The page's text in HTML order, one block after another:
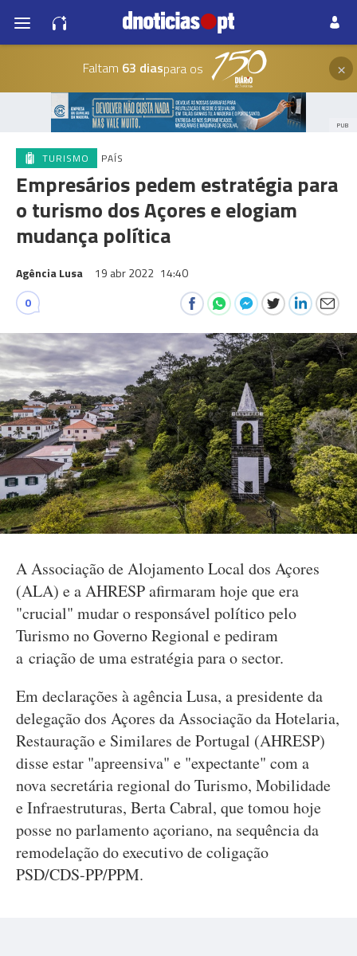
Faltam 63 diaspara os ×
PUB
TURISMO PAÍS
Empresários pedem estratégia para
o turismo dos Açores e elogiam
mudança política
Agência Lusa 19 abr 2022 14:40
0
A Associação de Alojamento Local dos Açores
(ALA) e a AHRESP afirmaram hoje que era
"crucial" mudar o responsável político pelo
Turismo no Governo Regional e pediram
a criação de uma estratégia para o sector.
Em declarações à agência Lusa, a presidente da
delegação dos Açores da Associação da Hotelaria,
Restauração e Similares de Portugal (AHRESP)
disse estar "apreensiva" e "expectante" com a
nova secretária regional do Turismo, Mobilidade
e Infraestruturas, Berta Cabral, que tomou hoje
posse no parlamento açoriano, na sequência da
remodelação do executivo de coligação
PSD/CDS-PP/PPM.